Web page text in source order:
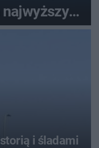
i śladami